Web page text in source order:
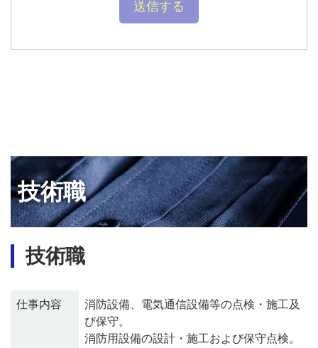
技術職
技術職
仕事内容
消防設備、電気通信設備等の点検・施工及
び保守。
消防用設備の設計・施工および保守点検。